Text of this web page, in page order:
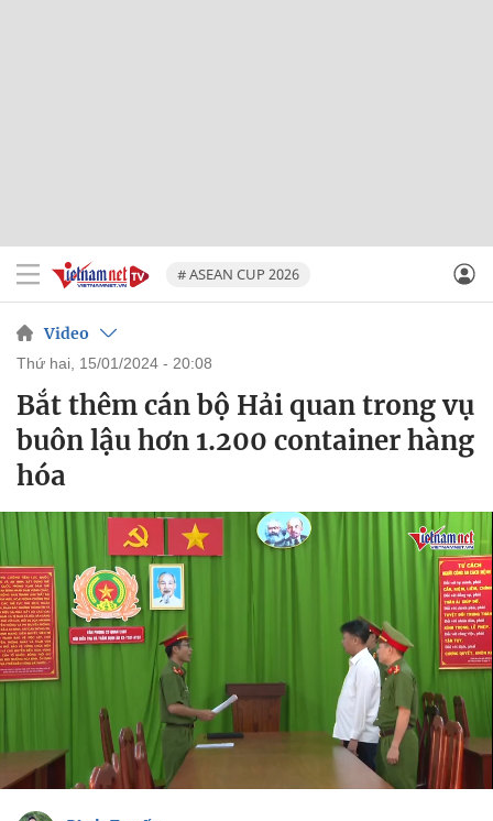
# ASEAN CUP 2026
Video
thứ hai, 15/01/2024 - 20:08
Bắt thêm cán bộ Hải quan trong vụ
buôn lậu hơn 1.200 container hàng
hóa